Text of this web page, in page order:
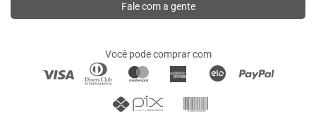
Fale com a gente
Você pode comprar com